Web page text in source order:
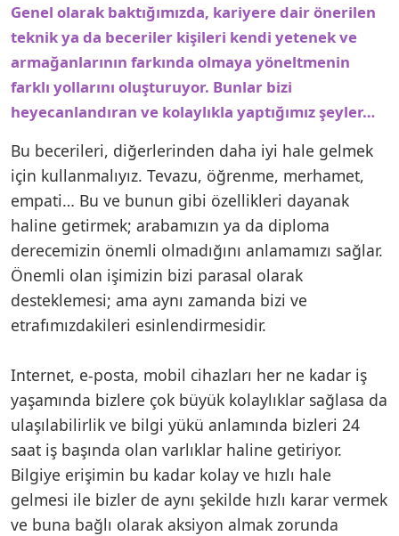
Genel olarak baktığımızda, kariyere dair önerilen
teknik ya da beceriler kişileri kendi yetenek ve
armağanlarının farkında olmaya yöneltmenin
farklı yollarını oluşturuyor. Bunlar bizi
heyecanlandıran ve kolaylıkla yaptığımız şeyler…
Bu becerileri, diğerlerinden daha iyi hale gelmek
için kullanmalıyız. Tevazu, öğrenme, merhamet,
empati… Bu ve bunun gibi özellikleri dayanak
haline getirmek; arabamızın ya da diploma
derecemizin önemli olmadığını anlamamızı sağlar.
Önemli olan işimizin bizi parasal olarak
desteklemesi; ama aynı zamanda bizi ve
etrafımızdakileri esinlendirmesidir.
Internet, e-posta, mobil cihazları her ne kadar iş
yaşamında bizlere çok büyük kolaylıklar sağlasa da
ulaşılabilirlik ve bilgi yükü anlamında bizleri 24
saat iş başında olan varlıklar haline getiriyor.
Bilgiye erişimin bu kadar kolay ve hızlı hale
gelmesi ile bizler de aynı şekilde hızlı karar vermek
ve buna bağlı olarak aksiyon almak zorunda